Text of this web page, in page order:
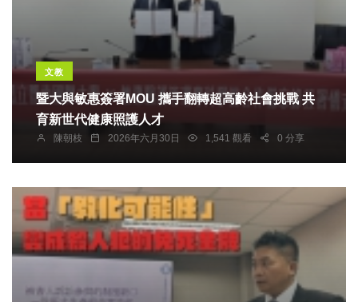
文教
暨大與敏惠簽署MOU 攜手翻轉超高齡社會挑戰 共
育新世代健康照護人才
陳朝枝 2026年六月30日 1,541 觀看 0 分享